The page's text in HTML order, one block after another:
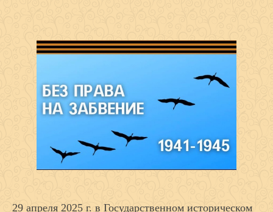
29 апреля 2025 г. в Государственном историческом